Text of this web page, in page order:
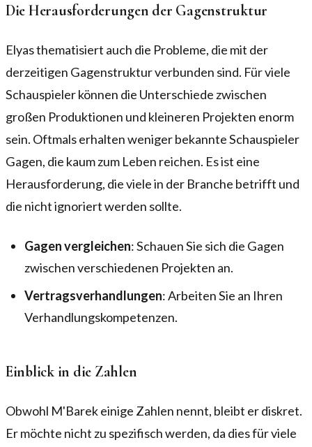
Die Herausforderungen der Gagenstruktur
Elyas thematisiert auch die Probleme, die mit der
derzeitigen Gagenstruktur verbunden sind. Für viele
Schauspieler können die Unterschiede zwischen
großen Produktionen und kleineren Projekten enorm
sein. Oftmals erhalten weniger bekannte Schauspieler
Gagen, die kaum zum Leben reichen. Es ist eine
Herausforderung, die viele in der Branche betrifft und
die nicht ignoriert werden sollte.
Gagen vergleichen: Schauen Sie sich die Gagen
zwischen verschiedenen Projekten an.
Vertragsverhandlungen: Arbeiten Sie an Ihren
Verhandlungskompetenzen.
Einblick in die Zahlen
Obwohl M'Barek einige Zahlen nennt, bleibt er diskret.
Er möchte nicht zu spezifisch werden, da dies für viele